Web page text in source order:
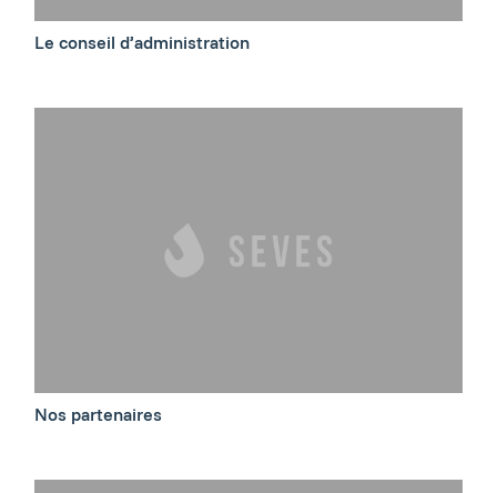
Le conseil d’administration
Nos partenaires